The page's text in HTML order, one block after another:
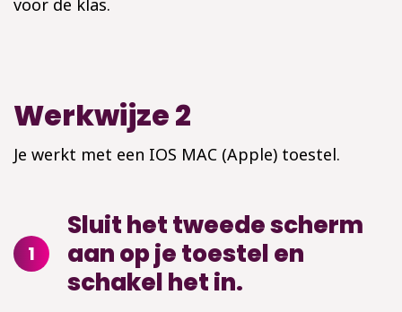
voor de klas.
Werkwijze 2
Je werkt met een IOS MAC (Apple) toestel.
1
Sluit het tweede scherm
aan op je toestel en
schakel het in.